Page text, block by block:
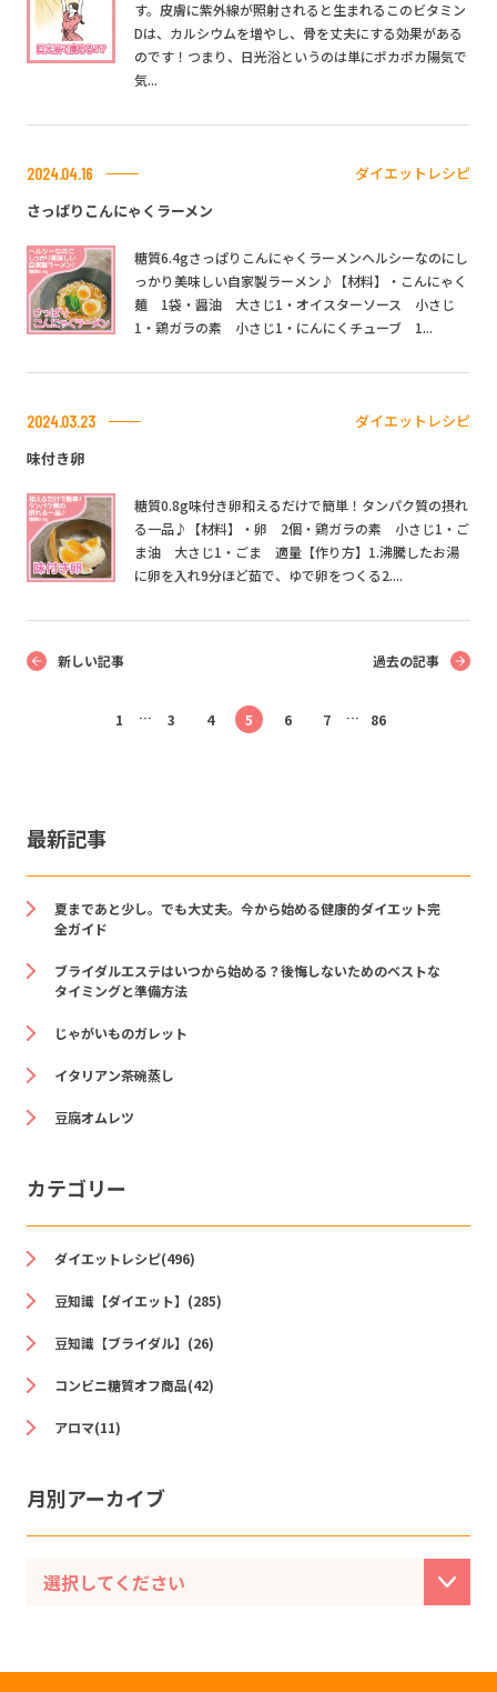
す。皮膚に紫外線が照射されると生まれるこのビタミン
Dは、カルシウムを増やし、骨を丈夫にする効果がある
のです！つまり、日光浴というのは単にポカポカ陽気で
気...
2024.04.16
ダイエットレシピ
さっぱりこんにゃくラーメン
糖質6.4gさっぱりこんにゃくラーメンヘルシーなのにし
っかり美味しい自家製ラーメン♪【材料】・こんにゃく
麺 1袋・醤油 大さじ1・オイスターソース 小さじ
1・鶏ガラの素 小さじ1・にんにくチューブ 1...
2024.03.23
ダイエットレシピ
味付き卵
糖質0.8g味付き卵和えるだけで簡単！タンパク質の摂れ
る一品♪【材料】・卵 2個・鶏ガラの素 小さじ1・ご
ま油 大さじ1・ごま 適量【作り方】1.沸騰したお湯
に卵を入れ9分ほど茹で、ゆで卵をつくる2....
新しい記事
1 … 3 4 5 6 7 … 86
過去の記事
最新記事
夏まであと少し。でも大丈夫。今から始める健康的ダイエット完
全ガイド
ブライダルエステはいつから始める？後悔しないためのベストな
タイミングと準備方法
じゃがいものガレット
イタリアン茶碗蒸し
豆腐オムレツ
カテゴリー
ダイエットレシピ(496)
豆知識【ダイエット】(285)
豆知識【ブライダル】(26)
コンビニ糖質オフ商品(42)
アロマ(11)
月別アーカイブ